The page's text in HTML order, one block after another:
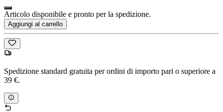
Articolo disponibile e pronto per la spedizione.
Aggiungi al carrello
Spedizione standard gratuita per ordini di importo pari o superiore a
39 €.